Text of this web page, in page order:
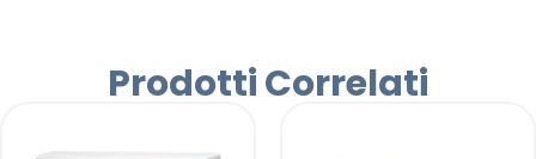
Prodotti Correlati